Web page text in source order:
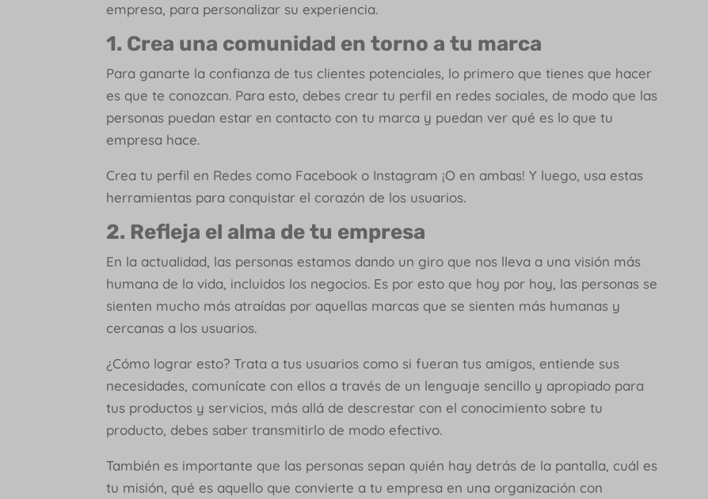
empresa, para personalizar su experiencia.
1. Crea una comunidad en torno a tu marca
Para ganarte la confianza de tus clientes potenciales, lo primero que tienes que hacer
es que te conozcan. Para esto, debes crear tu perfil en redes sociales, de modo que las
personas puedan estar en contacto con tu marca y puedan ver qué es lo que tu
empresa hace.
Crea tu perfil en Redes como Facebook o Instagram ¡O en ambas! Y luego, usa estas
herramientas para conquistar el corazón de los usuarios.
2. Refleja el alma de tu empresa
En la actualidad, las personas estamos dando un giro que nos lleva a una visión más
humana de la vida, incluidos los negocios. Es por esto que hoy por hoy, las personas se
sienten mucho más atraídas por aquellas marcas que se sienten más humanas y
cercanas a los usuarios.
¿Cómo lograr esto? Trata a tus usuarios como si fueran tus amigos, entiende sus
necesidades, comunícate con ellos a través de un lenguaje sencillo y apropiado para
tus productos y servicios, más allá de descrestar con el conocimiento sobre tu
producto, debes saber transmitirlo de modo efectivo.
También es importante que las personas sepan quién hay detrás de la pantalla, cuál es
tu misión, qué es aquello que convierte a tu empresa en una organización con